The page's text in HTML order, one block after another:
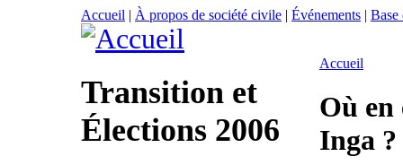
Accueil | À propos de société civile | Événements | Base
Transition et
Élections 2006
Accueil
Où en
Inga ?